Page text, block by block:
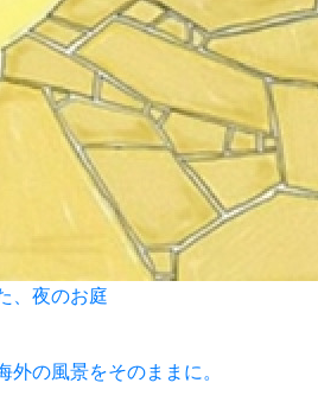
、夜のお庭
の風景をそのままに。